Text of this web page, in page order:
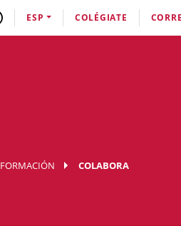
ESP COLÉGIATE
FORMACIÓN COLABORA